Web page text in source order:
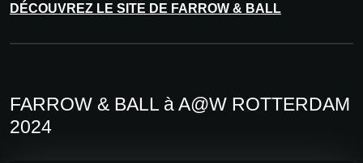
DÉCOUVREZ LE SITE DE FARROW & BALL
FARROW & BALL à A@W ROTTERDAM
2024